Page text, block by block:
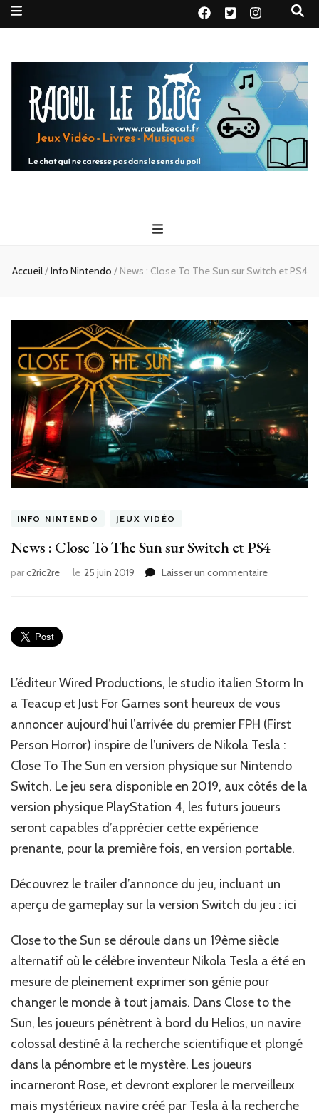
Raoul le
blog
Accueil/Info Nintendo / News : Close To The Sun sur Switch et PS4
INFO NINTENDO JEUX VIDÉO
News : Close To The Sun sur Switch et PS4
parc2ric2re le 25 juin 2019 Laisser un commentairesur
Switch
et
PS4
L’éditeur Wired Productions, le studio italien Storm In
a Teacup et Just For Games sont heureux de vous
annoncer aujourd’hui l’arrivée du premier FPH (First
Person Horror) inspire de l’univers de Nikola Tesla :
Close To The Sun en version physique sur Nintendo
Switch. Le jeu sera disponible en 2019, aux côtés de la
version physique PlayStation 4, les futurs joueurs
seront capables d’apprécier cette expérience
prenante, pour la première fois, en version portable.
Découvrez le trailer d’annonce du jeu, incluant un
aperçu de gameplay sur la version Switch du jeu : ici
Close to the Sun se déroule dans un 19ème siècle
alternatif où le célèbre inventeur Nikola Tesla a été en
mesure de pleinement exprimer son génie pour
changer le monde à tout jamais. Dans Close to the
Sun, les joueurs pénètrent à bord du Helios, un navire
colossal destiné à la recherche scientifique et plongé
dans la pénombre et le mystère. Les joueurs
incarneront Rose, et devront explorer le merveilleux
mais mystérieux navire créé par Tesla à la recherche